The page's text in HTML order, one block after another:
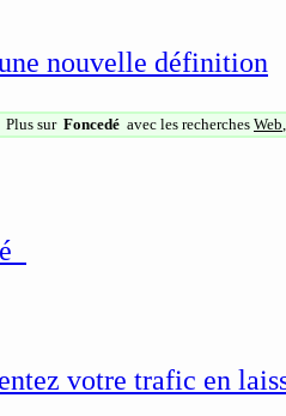
nouvelle définition
Plus sur Foncedé avec les recherches Web
votre trafic en